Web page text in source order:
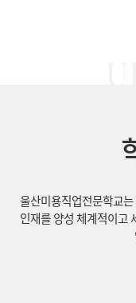
울산미용직업전문학교
인재를 양성 체계적이고